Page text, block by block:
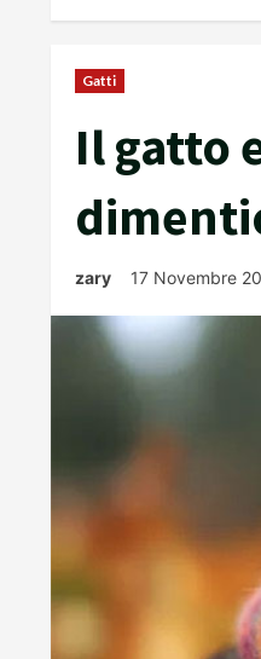
Gatti
Il gatto
zary 17 Novembre